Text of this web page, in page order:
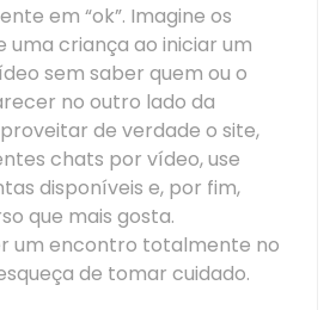
em “ok”. Imagine os
uma criança ao iniciar um
sem saber quem ou o
no outro lado da
de verdade o site,
chats por vídeo, use
disponíveis e, por fim,
que mais gosta.
um encontro totalmente no
de tomar cuidado.